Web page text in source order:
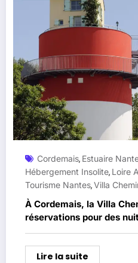
Cordemais, Estuaire
Hébergement Insolite, Loire
Tourisme Nantes,Villa
À Cordemais, la Villa
réservations pour des
dessus de la Loire
Lire la suite